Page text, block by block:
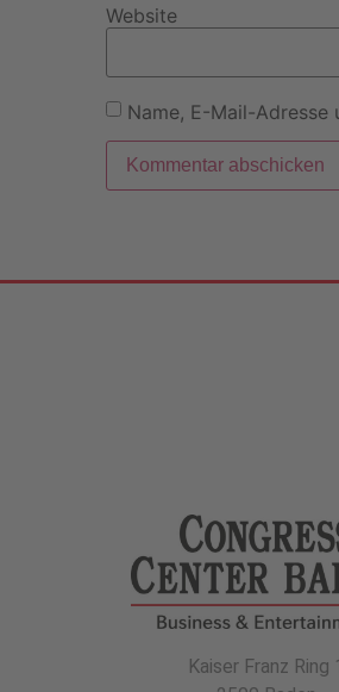
Website
Name, E-Mail-Adresse
Kaiser Franz Ring